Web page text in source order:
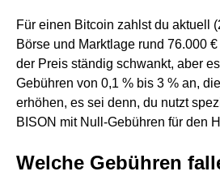
Für einen Bitcoin zahlst du aktuell
Börse und Marktlage rund 76.000
der Preis ständig schwankt, aber
Gebühren von 0,1 % bis 3 % an,
erhöhen, es sei denn, du nutzt
BISON mit Null-Gebühren für den
Welche Gebühren